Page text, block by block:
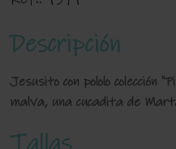
Descripción
Jesusito con pololo colección
malva, una cucadita de